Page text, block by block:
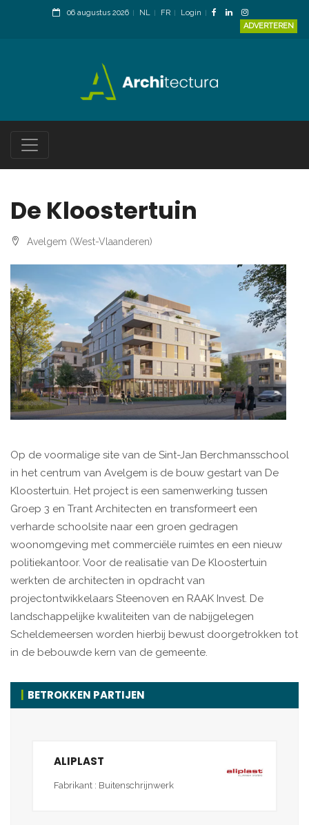
06 augustus 2026 NL FR
Login
ADVERTEREN
De Kloostertuin
Avelgem (West-Vlaanderen)
Op de voormalige site van de Sint-Jan Berchmansschool
in het centrum van Avelgem is de bouw gestart van De
Kloostertuin. Het project is een samenwerking tussen
Groep 3 en Trant Architecten en transformeert een
verharde schoolsite naar een groen gedragen
woonomgeving met commerciële ruimtes en een nieuw
politiekantoor. Voor de realisatie van De Kloostertuin
werkten de architecten in opdracht van
projectontwikkelaars Steenoven en RAAK Invest. De
landschappelijke kwaliteiten van de nabijgelegen
Scheldemeersen worden hierbij bewust doorgetrokken tot
in de bebouwde kern van de gemeente.
BETROKKEN PARTIJEN
ALIPLAST
Fabrikant : Buitenschrijnwerk